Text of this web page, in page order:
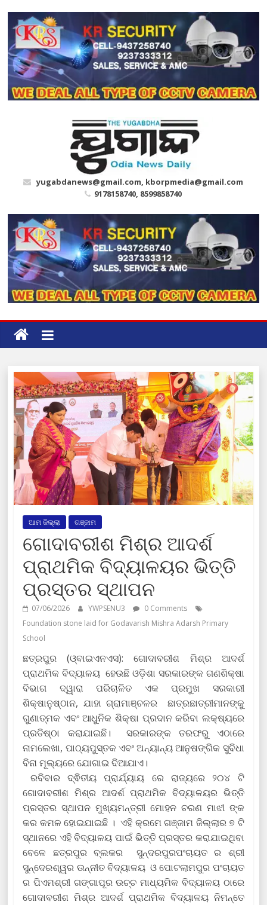
content
yugabdanews@gmail.com, kborpmedia@gmail.com
9178158740, 8599858740
ଆମ ଜିଲ୍ଲା ଗଞ୍ଜାମ
ଗୋଦାବରୀଶ ମିଶ୍ର ଆଦର୍ଶ
ପ୍ରାଥମିକ ବିଦ୍ୟାଳୟର ଭିତ୍ତି
ପ୍ରସ୍ତର ସ୍ଥାପନ
07/06/2026 YWPSENU3
0 Comments
Foundation stone laid for Godavarish Mishra Adarsh ​​Primary
School
ଛତ୍ରପୁର (ଓ୍ବାଇଏନଏସ): ଗୋଦାବରୀଶ ମିଶ୍ର ଆଦର୍ଶ
ପ୍ରାଥମିକ ବିଦ୍ୟାଳୟ ହେଉଛି ଓଡ଼ିଶା ସରକାରଙ୍କ ଗଣଶିକ୍ଷା
ବିଭାଗ ଦ୍ୱାରା ପରିଚାଳିତ ଏକ ପ୍ରମୁଖ ସରକାରୀ
ଶିକ୍ଷାନୁଷ୍ଠାନ, ଯାହା ଗ୍ରାମାଞ୍ଚଳର ଛାତ୍ରଛାତ୍ରୀମାନଙ୍କୁ
ଗୁଣାତ୍ମକ ଏବଂ ଆଧୁନିକ ଶିକ୍ଷା ପ୍ରଦାନ କରିବା ଲକ୍ଷ୍ୟରେ
ପ୍ରତିଷ୍ଠା କରାଯାଇଛି। ସରକାରଙ୍କ ତରଫରୁ ଏଠାରେ
ନାମଲେଖା, ପାଠ୍ୟପୁସ୍ତକ ଏବଂ ଅନ୍ୟାନ୍ୟ ଆନୁଷଙ୍ଗିକ ସୁବିଧା
ବିନା ମୂଲ୍ୟରେ ଯୋଗାଇ ଦିଆଯାଏ।
ରବିବାର ଦ୍ଵିତୀୟ ପ୍ରାର୍ଯ୍ୟାୟ ରେ ରାଜ୍ୟରେ ୨୦୪ ଟି
ଗୋଦାବରୀଶ ମିଶ୍ର ଆଦର୍ଶ ପ୍ରାଥମିକ ବିଦ୍ୟାଳୟର ଭିତ୍ତି
ପ୍ରସ୍ତର ସ୍ଥାପନ ମୁଖ୍ୟମନ୍ତ୍ରୀ ମୋହନ ଚରଣ ମାଝୀ ଙ୍କ
କର କମଳ ହୋଇଯାଇଛି । ଏହି କ୍ରମେ ଗଞ୍ଜାମ ଜିଲ୍ଲାର ୭ ଟି
ସ୍ଥାନରେ ଏହି ବିଦ୍ୟାଳୟ ପାଇଁ ଭିତ୍ତି ପ୍ରସ୍ତର କରାଯାଇଥିବା
ବେଳେ ଛତ୍ରପୁର ବ୍ଲକର ସୁନ୍ଦରପୁରପଂଚାୟତ ର ଶ୍ରୀ
ସୁନ୍ଦେରଶ୍ୱର ଉନ୍ନୀତ ବିଦ୍ୟାଳୟ ଓ ପୋଟଲାମପୁର ପଂଚାୟତ
ର ପିଏମଶ୍ରୀ ଗଙ୍ଗାପୂର ଉଚ୍ଚ ମାଧ୍ୟମିକ ବିଦ୍ୟାଳୟ ଠାରେ
ଗୋଦାବରୀଶ ମିଶ୍ର ଆଦର୍ଶ ପ୍ରାଥମିକ ବିଦ୍ୟାଳୟ ନିମନ୍ତେ